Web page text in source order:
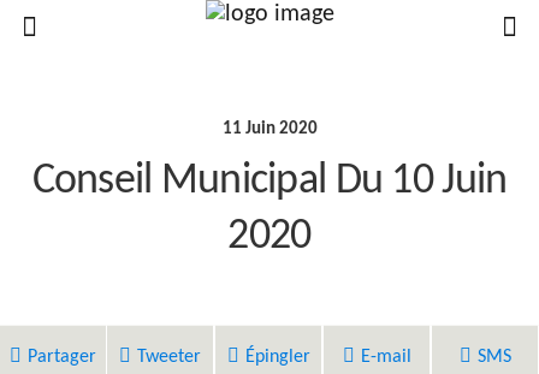
11 Juin 2020
Conseil Municipal Du 10 Juin
2020
Partager Tweeter Épingler E-mail SMS